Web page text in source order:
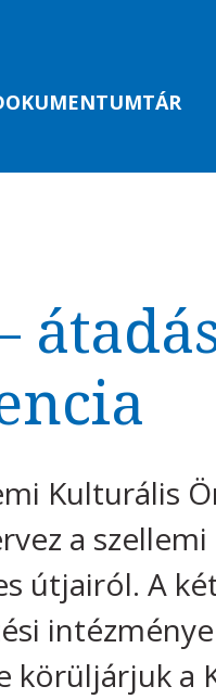
Kulturális
a
útjairól. A
körüljárjuk a